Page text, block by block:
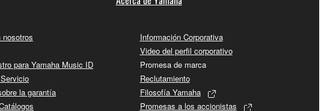
nosotros
para Yamaha Music ID
la garantía
Información Corporativa
Video del perfil corporativo
Promesa de marca
Reclutamiento
Filosofía Yamaha
Promesas a los accionistas